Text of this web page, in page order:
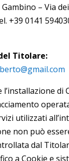
– Via
+39 0141
Titolare:
di
utilizzati
non può
dal
a Cookie e